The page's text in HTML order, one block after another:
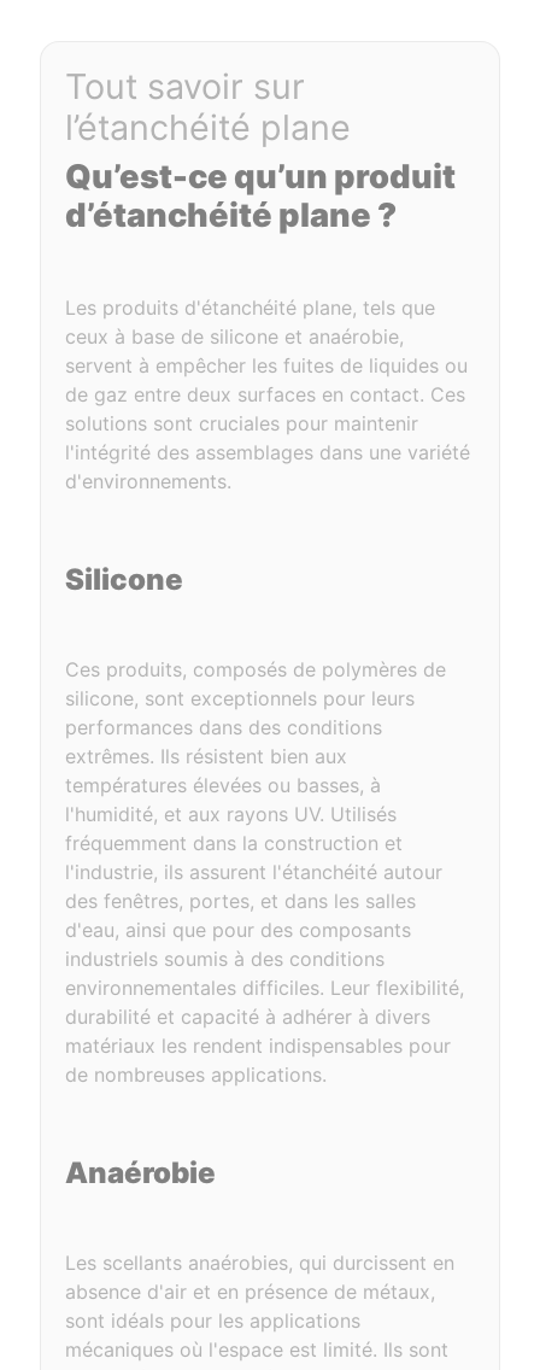
Tout savoir sur
l’étanchéité plane
Qu’est-ce qu’un produit
d’étanchéité plane ?
Les produits d'étanchéité plane, tels que
ceux à base de silicone et anaérobie,
servent à empêcher les fuites de liquides ou
de gaz entre deux surfaces en contact. Ces
solutions sont cruciales pour maintenir
l'intégrité des assemblages dans une variété
d'environnements.
Silicone
Ces produits, composés de polymères de
silicone, sont exceptionnels pour leurs
performances dans des conditions
extrêmes. Ils résistent bien aux
températures élevées ou basses, à
l'humidité, et aux rayons UV. Utilisés
fréquemment dans la construction et
l'industrie, ils assurent l'étanchéité autour
des fenêtres, portes, et dans les salles
d'eau, ainsi que pour des composants
industriels soumis à des conditions
environnementales difficiles. Leur flexibilité,
durabilité et capacité à adhérer à divers
matériaux les rendent indispensables pour
de nombreuses applications.
Anaérobie
Les scellants anaérobies, qui durcissent en
absence d'air et en présence de métaux,
sont idéals pour les applications
mécaniques où l'espace est limité. Ils sont